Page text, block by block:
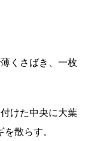
くさばき、一枚
けた中央に大葉
散らす。